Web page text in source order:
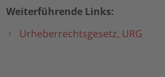
Weiterführende Links:
Urheberrechtsgesetz, URG